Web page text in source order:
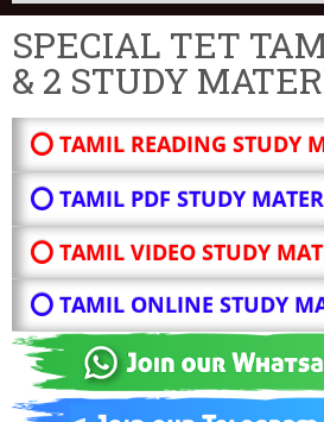
SPECIAL TET
& 2 STUDY
⭕ TAMIL READING STUDY
⭕ TAMIL PDF STUDY
⭕ TAMIL VIDEO STUDY
⭕ TAMIL ONLINE STUDY